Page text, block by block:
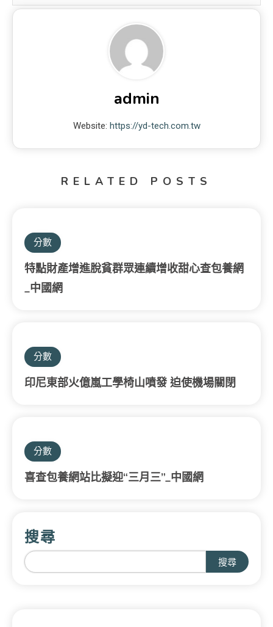
admin
Website: https://yd-tech.com.tw
RELATED POSTS
分數
特點財產增進脫貧群眾連續增收甜心查包養網
_中國網
分數
印尼東部火億嵐工學椅山噴發 迫使機場關閉
分數
喜查包養網站比擬迎“三月三”_中國網
搜尋
搜尋